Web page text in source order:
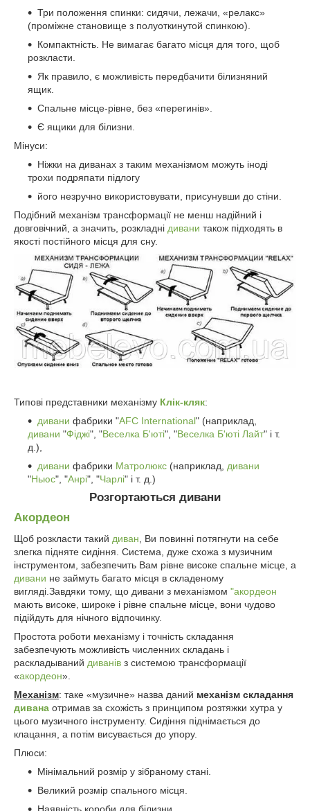
Три положення спинки: сидячи, лежачи, «релакс»
(проміжне становище з полуоткинутой спинкою).
Компактність. Не вимагає багато місця для того, щоб
розкласти.
Як правило, є можливість передбачити білизняний
ящик.
Спальне місце-рівне, без «перегинів».
Є ящики для білизни.
Мінуси:
Ніжки на диванах з таким механізмом можуть іноді
трохи подряпати підлогу
його незручно використовувати, присунувши до стіни.
Подібний механізм трансформації не менш надійний і
довговічний, а значить, розкладні дивани також підходять в
якості постійного місця для сну.
Типові представники механізму Клік-кляк:
дивани фабрики "AFC International" (наприклад,
дивани "Фіджі", "Веселка Б'юті", "Веселка Б'юті Лайт" і т.
д.),
дивани фабрики Матролюкс (наприклад, дивани
"Ньюс", "Анрі", "Чарлі" і т. д.)
Розгортаються дивани
Акордеон
Щоб розкласти такий диван , Ви повинні потягнути на себе
злегка підняте сидіння. Система, дуже схожа з музичним
інструментом, забезпечить Вам рівне високе спальне місце, а
дивани не займуть багато місця в складеному
вигляді.Завдяки тому, що дивани з механізмом "акордеон
мають високе, широке і рівне спальне місце, вони чудово
підійдуть для нічного відпочинку.
Простота роботи механізму і точність складання
забезпечують можливість численних складань і
раскладываний диванів з системою трансформації
«акордеон».
Механізм: таке «музичне» назва даний механізм складання
дивана отримав за схожість з принципом розтяжки хутра у
цього музичного інструменту. Сидіння піднімається до
клацання, а потім висувається до упору.
Плюси:
Мінімальний розмір у зібраному стані.
Великий розмір спального місця.